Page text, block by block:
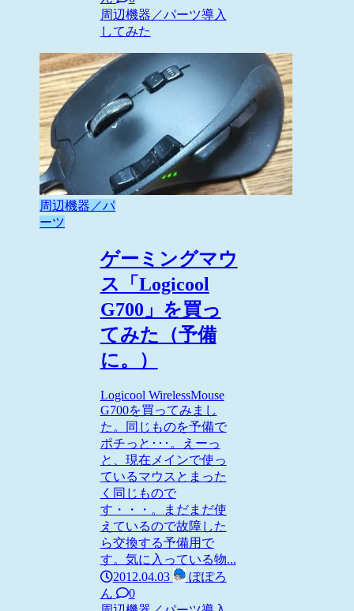
周辺機器／パーツ導入
してみた
周辺機器／パ
ーツ
ゲーミングマウ
ス「Logicool
G700」を買っ
てみた（予備
に。）
Logicool WirelessMouse
G700を買ってみまし
た。同じものを予備で
ポチっと･･･。えーっ
と、現在メインで使っ
ているマウスとまった
く同じもので
す・・・。まだまだ使
えているので故障した
ら交換する予備用で
す。気に入っている物...
2012.04.03
ぽぽろ
ん
0